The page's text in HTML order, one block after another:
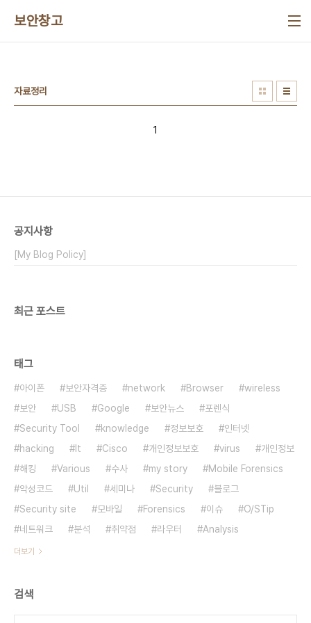
보안창고
자료정리
1
공지사항
[My Blog Policy]
최근 포스트
태그
아이폰 보안자격증 network Browser
wireless
보안
USB Google 보안뉴스
포렌식
Security Tool
knowledge 정보보호
인터넷
hacking
It Cisco 개인정보보호 virus
개인정보
해킹
Various 수사 my story
Mobile Forensics
악성코드
Util 세미나 Security
블로그
Security site
모바일 Forensics 이슈
O/STip
네트워크
분석 취약점 라우터 Analysis
더보기
검색